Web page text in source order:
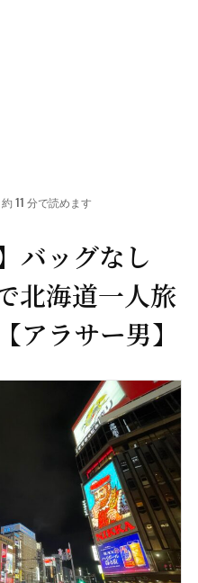
11 分で読めます
バッグなし
北海道一人旅
アラサー男】